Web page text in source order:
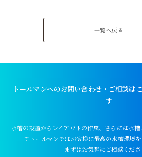
一覧へ戻る
トールマンへのお問い合わせ・ご相談は
す
水槽の設置からレイアウトの作成、さらには水槽
てトールマンではお客様に最高の水槽環境を
まずはお気軽にご相談くださ